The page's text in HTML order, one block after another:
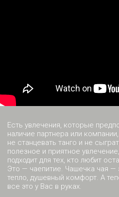
Есть увлечения, которые
наличие партнера или
не станцевать танго и не
полезное и приятное
подходит для тех, кто любит
Это — чаепитие. Чашечка чая —
тепло, душевный комфорт. А
все это у Вас в руках.